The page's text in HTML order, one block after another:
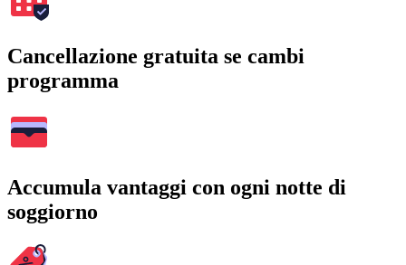
Cancellazione gratuita se cambi
programma
Accumula vantaggi con ogni notte di
soggiorno